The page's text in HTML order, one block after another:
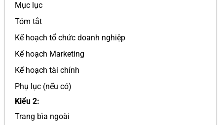
Mục lục
Tóm tắt
Kế hoạch tổ chức doanh nghiệp
Kế hoạch Marketing
Kế hoạch tài chính
Phụ lục (nếu có)
Kiểu 2:
Trang bìa ngoài